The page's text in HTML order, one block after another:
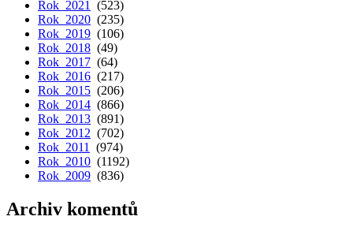
Rok 2021 (523)
Rok 2020 (235)
Rok 2019 (106)
Rok 2018 (49)
Rok 2017 (64)
Rok 2016 (217)
Rok 2015 (206)
Rok 2014 (866)
Rok 2013 (891)
Rok 2012 (702)
Rok 2011 (974)
Rok 2010 (1192)
Rok 2009 (836)
Archiv komentů